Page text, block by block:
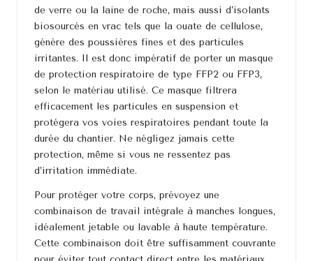
de verre ou la laine de roche, mais aussi d’isolants
biosourcés en vrac tels que la ouate de cellulose,
génère des poussières fines et des particules
irritantes. Il est donc impératif de porter un masque
de protection respiratoire de type FFP2 ou FFP3,
selon le matériau utilisé. Ce masque filtrera
efficacement les particules en suspension et
protégera vos voies respiratoires pendant toute la
durée du chantier. Ne négligez jamais cette
protection, même si vous ne ressentez pas
d’irritation immédiate.
Pour protéger votre corps, prévoyez une
combinaison de travail intégrale à manches longues,
idéalement jetable ou lavable à haute température.
Cette combinaison doit être suffisamment couvrante
pour éviter tout contact direct entre les matériaux